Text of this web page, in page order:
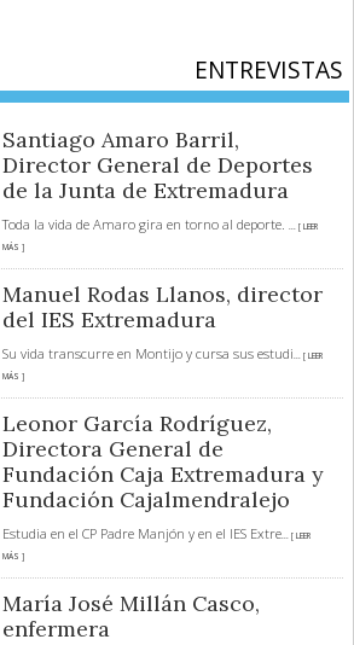
ENTREVISTAS
Santiago Amaro Barril,
Director General de Deportes
de la Junta de Extremadura
Toda la vida de Amaro gira en torno al deporte. ... [ LEER
MÁS ]
Manuel Rodas Llanos, director
del IES Extremadura
Su vida transcurre en Montijo y cursa sus estudi... [ LEER
MÁS ]
Leonor García Rodríguez,
Directora General de
Fundación Caja Extremadura y
Fundación Cajalmendralejo
Estudia en el CP Padre Manjón y en el IES Extre... [ LEER
MÁS ]
María José Millán Casco,
enfermera